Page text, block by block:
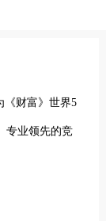
《财富》世界5
专业领先的竞